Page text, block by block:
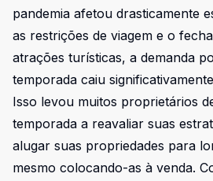
pandemia afetou drasticamente
as restrições de viagem e o
atrações turísticas, a demanda
temporada caiu
Isso levou muitos proprietários
temporada a reavaliar suas
alugar suas propriedades para
mesmo colocando-as à venda.